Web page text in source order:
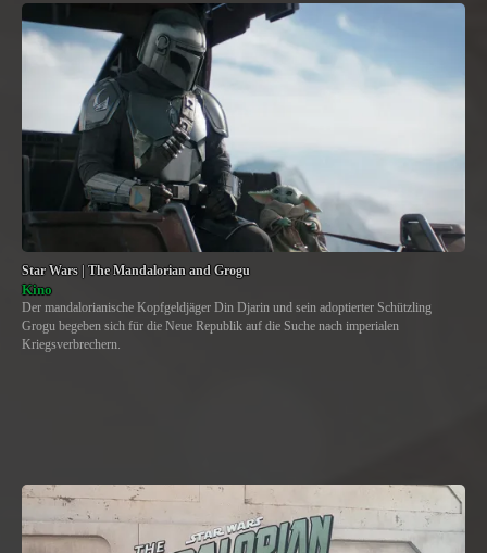
Star Wars | The Mandalorian and Grogu
Kino
Der mandalorianische Kopfgeldjäger Din Djarin und sein adoptierter Schützling
Grogu begeben sich für die Neue Republik auf die Suche nach imperialen
Kriegsverbrechern.